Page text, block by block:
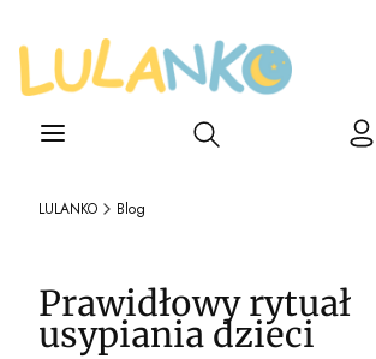
Otwórz wyszukiwarkę
LULANKO Blog
Prawidłowy rytuał
usypiania dzieci